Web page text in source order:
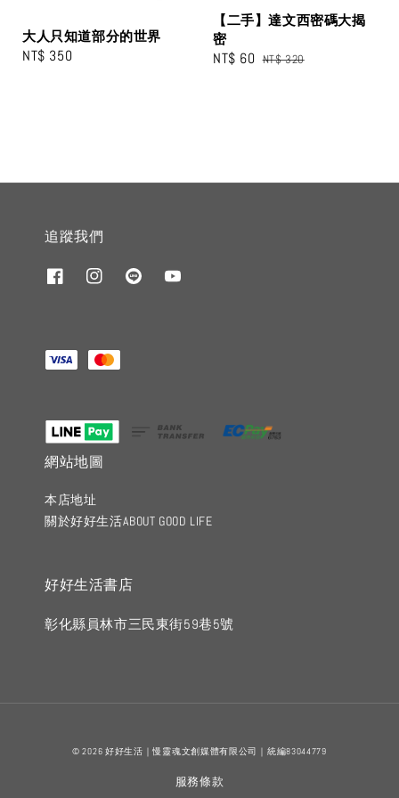
大人只知道部分的世界
Regular
NT$ 350
【二手】達文西密碼大揭
密
Sale
NT$ 60 Regular
NT$ 320
追蹤我們
網站地圖
本店地址
關於好好生活ABOUT GOOD LIFE
好好生活書店
彰化縣員林市三民東街59巷5號
© 2026 好好生活｜慢靈魂文創媒體有限公司｜統編83044779
服務條款